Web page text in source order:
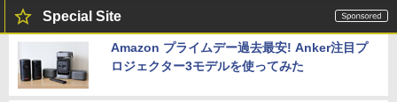
Special Site
Amazon プライムデー過去最安! Anker注目プ
ロジェクター3モデルを使ってみた